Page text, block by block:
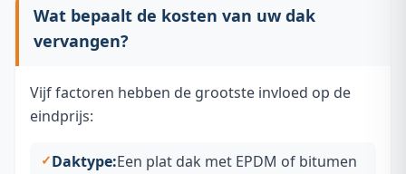
Wat bepaalt de kosten van uw dak
vervangen?
Vijf factoren hebben de grootste invloed op de
eindprijs:
Daktype:Een plat dak met EPDM of bitumen